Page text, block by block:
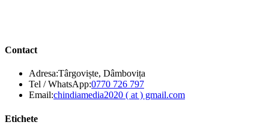
Contact
Adresa:Târgoviște, Dâmbovița
Tel / WhatsApp:0770 726 797Opens
in
Email:chindiamedia2020 ( at ) gmail.comOpens
Etichete